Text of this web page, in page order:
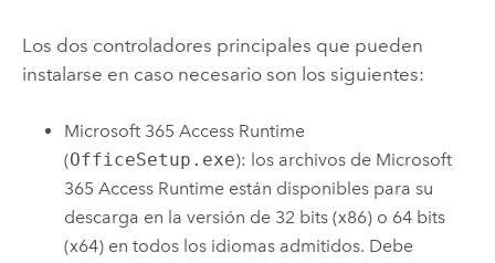
Los dos controladores principales que pueden
instalarse en caso necesario son los siguientes:
Microsoft 365 Access Runtime
(OfficeSetup.exe): los archivos de Microsoft
365 Access Runtime están disponibles para su
descarga en la versión de 32 bits (x86) o 64 bits
(x64) en todos los idiomas admitidos. Debe